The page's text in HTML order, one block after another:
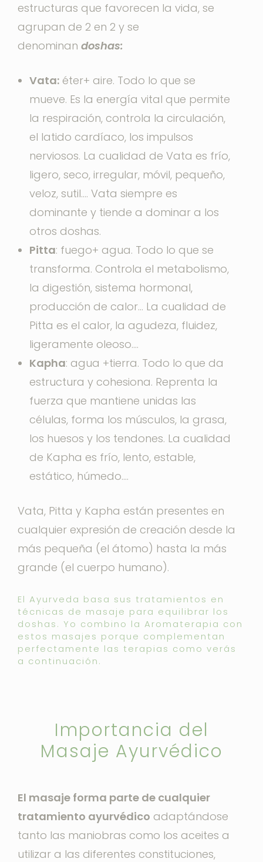
estructuras que favorecen la vida, se
agrupan de 2 en 2 y se
denominan doshas:
Vata: éter+ aire. Todo lo que se
mueve. Es la energía vital que permite
la respiración, controla la circulación,
el latido cardíaco, los impulsos
nerviosos. La cualidad de Vata es frío,
ligero, seco, irregular, móvil, pequeño,
veloz, sutil…. Vata siempre es
dominante y tiende a dominar a los
otros doshas.
Pitta: fuego+ agua. Todo lo que se
transforma. Controla el metabolismo,
la digestión, sistema hormonal,
producción de calor… La cualidad de
Pitta es el calor, la agudeza, fluidez,
ligeramente oleoso….
Kapha: agua +tierra. Todo lo que da
estructura y cohesiona. Reprenta la
fuerza que mantiene unidas las
células, forma los músculos, la grasa,
los huesos y los tendones. La cualidad
de Kapha es frío, lento, estable,
estático, húmedo….
Vata, Pitta y Kapha están presentes en
cualquier expresión de creación desde la
más pequeña (el átomo) hasta la más
grande (el cuerpo humano).
El Ayurveda basa sus tratamientos en
técnicas de masaje para equilibrar los
doshas. Yo combino la Aromaterapia con
estos masajes porque complementan
perfectamente las terapias como verás
a continuación.
Importancia del
Masaje Ayurvédico
El masaje forma parte de cualquier
tratamiento ayurvédico adaptándose
tanto las maniobras como los aceites a
utilizar a las diferentes constituciones,